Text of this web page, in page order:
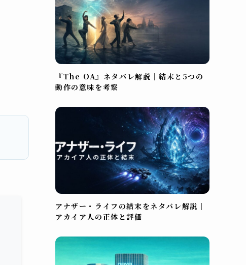
『The OA』ネタバレ解説｜結末と5つの
動作の意味を考察
アナザー・ライフの結末をネタバレ解説｜
アカイア人の正体と評価